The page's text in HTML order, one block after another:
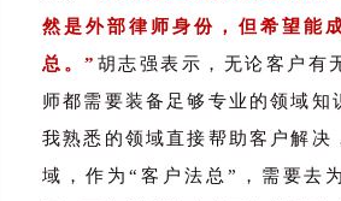
然是外部律师身份，但希望能
总。” 胡志强表示，无论客户有
师都需要装备足够专业的领域知
我熟悉的领域直接帮助客户解决
域，作为“客户法总”，需要去